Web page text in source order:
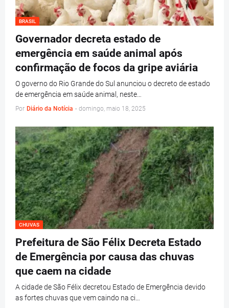
BRASIL
Governador decreta estado de
emergência em saúde animal após
confirmação de focos da gripe aviária
O governo do Rio Grande do Sul anunciou o decreto de estado
de emergência em saúde animal, neste…
Por Diário da Notícia - domingo, maio 18, 2025
CHUVAS
Prefeitura de São Félix Decreta Estado
de Emergência por causa das chuvas
que caem na cidade
A cidade de São Félix decretou Estado de Emergência devido
as fortes chuvas que vem caindo na ci…